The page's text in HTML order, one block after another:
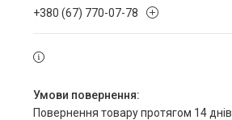
+380 (67) 770-07-78
повернення товару протягом 14 днів